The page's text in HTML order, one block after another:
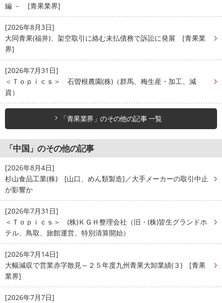
編 － [青果業界]
[2026年8月3日]
大同青果(福井)、架空取引に絡む未払債務で訴訟に発展 [青果業
界]
[2026年7月31日]
＜Ｔｏｐｉｃｓ＞ 石曽根農園(株)（群馬、梅生産・加工、減
資）
「青果業界」のその他の記事 一覧
「中国」のその他の記事
[2026年8月4日]
杉山食品工業(株) [山口、めん類製造]／大手メーカーの取引中止
が影響か
[2026年7月31日]
＜Ｔｏｐｉｃｓ＞ (株)ＫＧＨ整理会社（旧・(株)皆生グランドホ
テル、鳥取、旅館運営、特別清算開始）
[2026年7月14日]
大幅減収で営業赤字散見～２５年度九州青果大卸業績(３) [青果
業界]
[2026年7月7日]